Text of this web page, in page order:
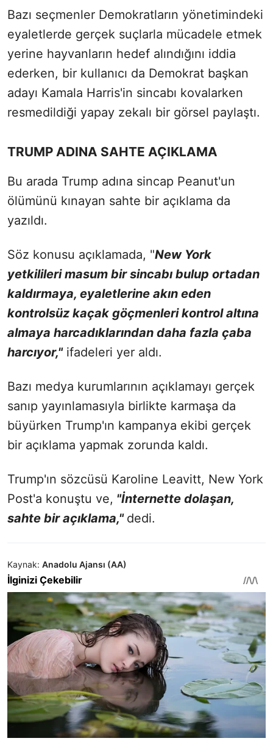
Bazı seçmenler Demokratların yönetimindeki
eyaletlerde gerçek suçlarla mücadele etmek
yerine hayvanların hedef alındığını iddia
ederken, bir kullanıcı da Demokrat başkan
adayı Kamala Harris'in sincabı kovalarken
resmedildiği yapay zekalı bir görsel paylaştı.
TRUMP ADINA SAHTE AÇIKLAMA
Bu arada Trump adına sincap Peanut'un
ölümünü kınayan sahte bir açıklama da
yazıldı.
Söz konusu açıklamada, "New York
yetkilileri masum bir sincabı bulup ortadan
kaldırmaya, eyaletlerine akın eden
kontrolsüz kaçak göçmenleri kontrol altına
almaya harcadıklarından daha fazla çaba
harcıyor,"ifadeleri yer aldı.
Bazı medya kurumlarının açıklamayı gerçek
sanıp yayınlamasıyla birlikte karmaşa da
büyürken Trump'ın kampanya ekibi gerçek
bir açıklama yapmak zorunda kaldı.
Trump'ın sözcüsü Karoline Leavitt, New York
Post'a konuştu ve, "İnternette dolaşan,
sahte bir açıklama," dedi.
Kaynak: Anadolu Ajansı (AA)